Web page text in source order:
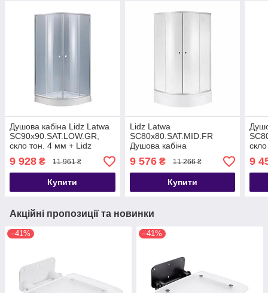
Душова кабіна Lidz Latwa
SC90x90.SAT.LOW.GR,
скло тон. 4 мм + Lidz
Душовий піддон KAPIELKA
ST90x90x15
9 928 ₴ 11 961 ₴
Купити
Lidz Latwa
SC80x80.SAT.MID.FR
Душова кабіна
напівкругла, скло Frost 4
мм + Lidz Душовий піддон
KAPIELKA
9 576₴ 11 266 ₴
Купити
9
Акційні пропозиції та новинки
–41% –41%